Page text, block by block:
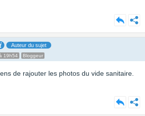
Auteur du sujet
19h54 Bloggeur
de rajouter les photos du vide sanitaire.